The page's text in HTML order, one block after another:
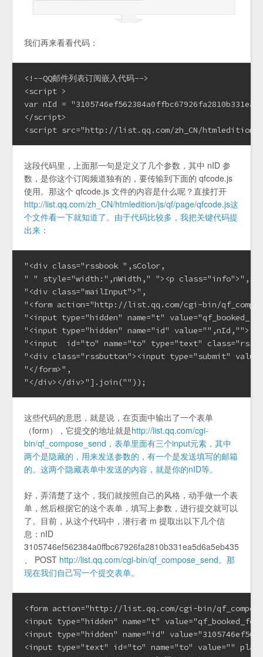
我们再来看看代码：
<!--QQ邮件列表订阅嵌入代码-->
<script >
var nId =
</script>
<script src="http://list.qq.com/zh_CN/htmledition/
这段代码里，上面那一句是定义了几个参数，其中 nID 参
数，是你这个订阅频道独有的，要传输到下面的 qfcode.js
使用。那这个 qfcode.js 文件的内容是什么呢？直接打开
http://list.qq.com/zh_CN/htmledition/js/qf/page/qfcode.js这
个文件看一下就知道了。由于代码比较多，我把关键代码提
出来：
"<div class="rssbook ",sColor,
" " style="width:",nWidth," "><p
"<div class="mailInput">",
"<form action="http://list.qq.com/cgi-bin/
"<input type="hidden" name="t"
"<input type="hidden" name="id" value="",nId,"">",
"<input  id="to" name="to" type="text"
"<div class="rssbutton"><input type="submit"
"</form>",
"</div></div>"].join(""));
这些代码的意思，就是说，在页面中输出了一个表单
（form），它提交的地址就是http://list.qq.com/cgi-
bin/qf_compose_send，表单里面有三个input元素，其中
两个是隐藏的，用来发送参数的，有一个是发送填写的邮箱
的。这两个隐藏表单中发送的内容，就是你的nID等。
好，弄清楚了这个，我们就按照自己的风格，动手做一个表
单，然后根据它的这个表单，填写上参数，进行提交就可以
了。目前，从这个代码中，潜行者 m 提取出以下几个信
息：nID
3105746ef562384a0ffbc67926fa2810b331ea5d6a5eb435
、 POST http://list.qq.com/cgi-bin/qf_compose_send。那
现在我们自己写一个提交表单。
<form action="http://list.qq.com/cgi-bin/
<input type="hidden" name="t"
<input type="hidden" name="id"
<input type="text" id="to" name="to" value=""